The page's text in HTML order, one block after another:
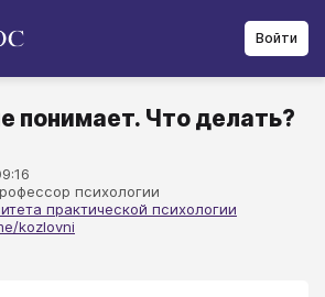
Войти
понимает. Что делать?
психологии
практической психологии
kozlovni